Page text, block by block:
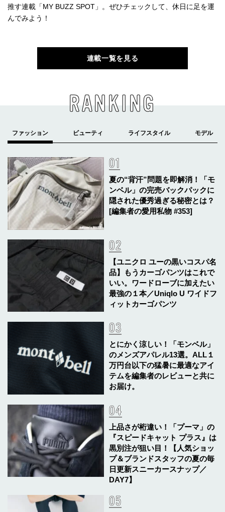
推す連載「MY BUZZ SPOT」。ぜひチェックして、休日に足を運
んでみよう！
連載一覧を見る
RANKING
夏の“背汗”問題を即解消！「モ
ンベル」の完売バックパックに
隠された優秀過ぎる秘密とは？
[編集者の愛用私物 #353]
【ユニクロ ユーの黒いコスパ名
品】もうカーゴパンツはこれで
いい。ワードローブに加えたい
最強の１本／Uniqlo U ワイドフ
ィットカーゴパンツ
とにかく涼しい！「モンベル」
のメンズアパレル13選。ALL１
万円台以下の猛暑に最適なアイ
テムを編集者のレビューと共に
お届け。
上品さが桁違い！「プーマ」の
『スピードキャット プラス』は
黒別注が狙い目！【人気ショッ
プ＆ブランドスタッフの夏の毎
日更新スニーカースナップ／
DAY7】